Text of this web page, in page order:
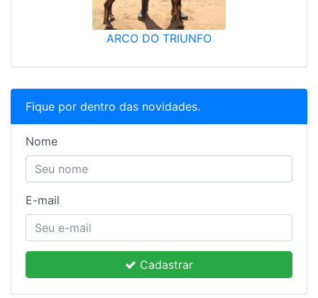
ARCO DO TRIUNFO
Fique por dentro das novidades.
Nome
E-mail
Cadastrar